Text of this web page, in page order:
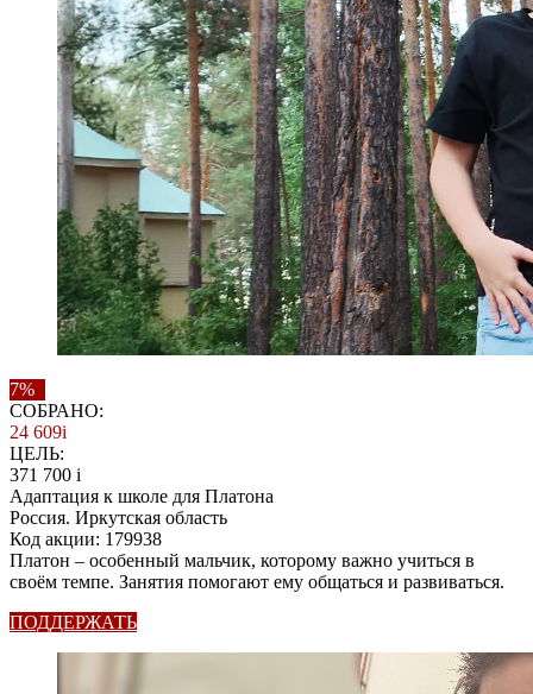
7%
СОБРАНО:
24 609i
ЦЕЛЬ:
371 700 i
Адаптация к школе для Платона
Россия. Иркутская область
Код акции: 179938
Платон – особенный мальчик, которому важно учиться в
своём темпе. Занятия помогают ему общаться и развиваться.
ПОДДЕРЖАТЬ